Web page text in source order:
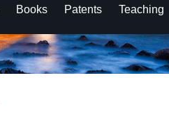
Books Patents Teaching